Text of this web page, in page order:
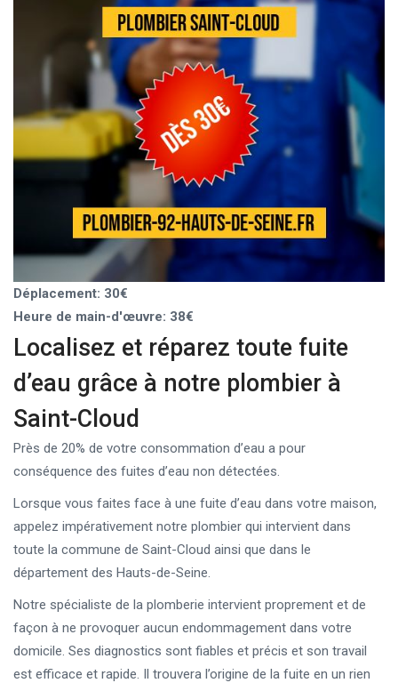
Déplacement: 30€
Heure de main-d'œuvre: 38€
Localisez et réparez toute fuite
d’eau grâce à notre plombier à
Saint-Cloud
Près de 20% de votre consommation d’eau a pour
conséquence des fuites d’eau non détectées.
Lorsque vous faites face à une fuite d’eau dans votre maison,
appelez impérativement notre plombier qui intervient dans
toute la commune de Saint-Cloud ainsi que dans le
département des Hauts-de-Seine.
Notre spécialiste de la plomberie intervient proprement et de
façon à ne provoquer aucun endommagement dans votre
domicile. Ses diagnostics sont fiables et précis et son travail
est efficace et rapide. Il trouvera l’origine de la fuite en un rien